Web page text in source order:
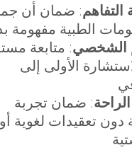
: ضمان أن
الشخصي: متابعة
الأولى إلى
: ضمان تجربة
دون تعقيدات لغوية أو